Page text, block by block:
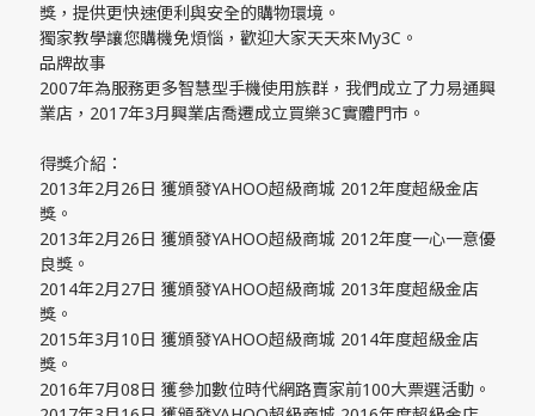
獎，提供更快速便利與安全的購物環境。
獨家教學讓您購機免煩惱，歡迎大家天天來My3C。
品牌故事
2007年為服務更多智慧型手機使用族群，我們成立了力易通興
業店，2017年3月興業店喬遷成立買樂3C實體門市。
得獎介紹：
2013年2月26日 獲頒發YAHOO超級商城 2012年度超級金店
獎。
2013年2月26日 獲頒發YAHOO超級商城 2012年度一心一意優
良獎。
2014年2月27日 獲頒發YAHOO超級商城 2013年度超級金店
獎。
2015年3月10日 獲頒發YAHOO超級商城 2014年度超級金店
獎。
2016年7月08日 獲參加數位時代網路賣家前100大票選活動。